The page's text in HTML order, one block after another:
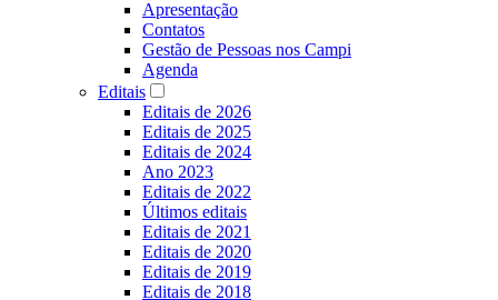
Apresentação
Contatos
Gestão de Pessoas nos Campi
Agenda
Editais
Editais de 2026
Editais de 2025
Editais de 2024
Ano 2023
Editais de 2022
Últimos editais
Editais de 2021
Editais de 2020
Editais de 2019
Editais de 2018